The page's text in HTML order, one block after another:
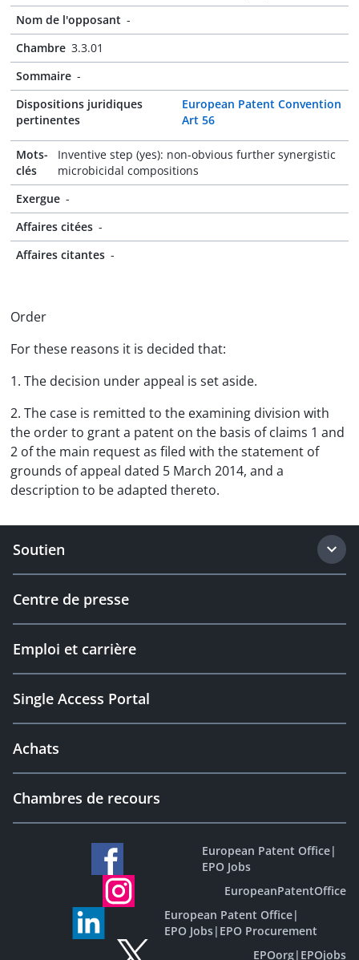
Nom de l'opposant -
Chambre 3.3.01
Sommaire -
Dispositions juridiques
pertinentes
European Patent Convention
Art 56
Mots-
clés
Inventive step (yes): non-obvious further synergistic
microbicidal compositions
Exergue -
Affaires citées -
Affaires citantes -
Order
For these reasons it is decided that:
1. The decision under appeal is set aside.
2. The case is remitted to the examining division with
the order to grant a patent on the basis of claims 1 and
2 of the main request as filed with the statement of
grounds of appeal dated 5 March 2014, and a
description to be adapted thereto.
Soutien
Centre de presse
Emploi et carrière
Single Access Portal
Achats
Chambres de recours
European Patent Office|
EPO Jobs
EuropeanPatentOffice
European Patent Office|
EPO Jobs| EPO Procurement
EPOorg| EPOjobs